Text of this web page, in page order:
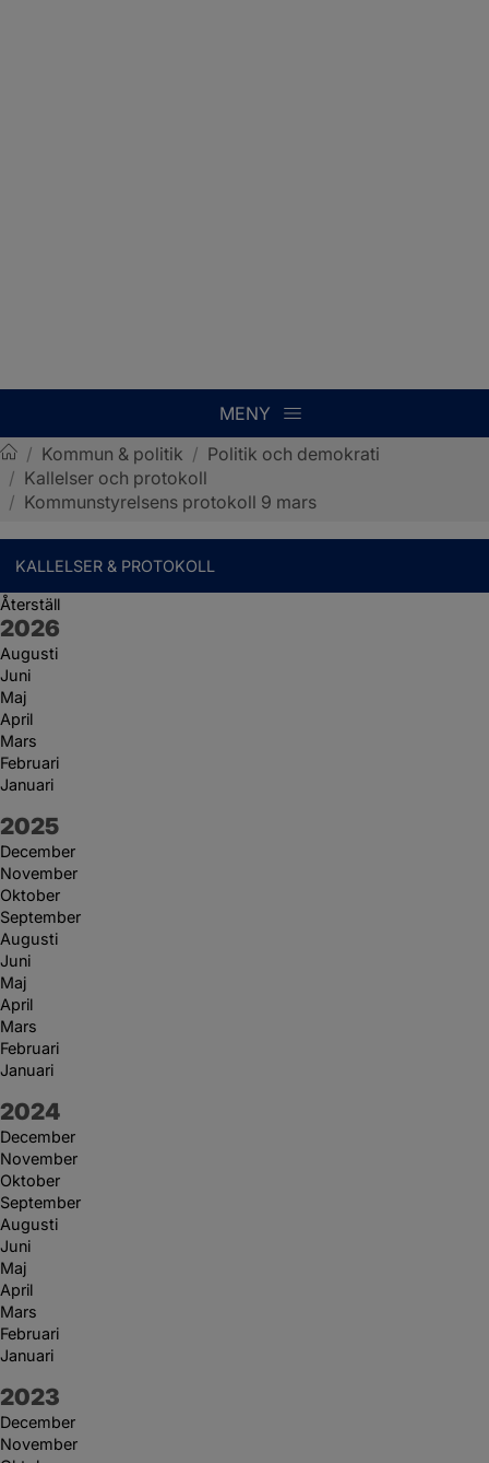
MENY
Sotenäs kommun
/ Kommun & politik / Politik och demokrati
/ Kallelser och protokoll
/ Kommunstyrelsens protokoll 9 mars
KALLELSER & PROTOKOLL
Återställ
År:
2026
Augusti
Juni
Maj
April
Mars
Februari
Januari
År:
2025
December
November
Oktober
September
Augusti
Juni
Maj
April
Mars
Februari
Januari
År:
2024
December
November
Oktober
September
Augusti
Juni
Maj
April
Mars
Februari
Januari
År:
2023
December
November